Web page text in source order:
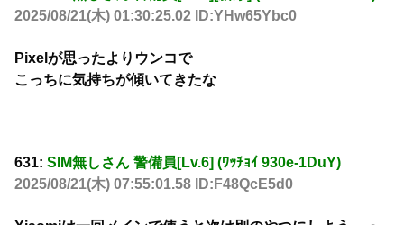
2025/08/21(木) 01:30:25.02 ID:YHw65Ybc0
Pixelが思ったよりウンコで
こっちに気持ちが傾いてきたな
631: SIM無しさん 警備員[Lv.6] (ﾜｯﾁｮｲ 930e-1DuY)
2025/08/21(木) 07:55:01.58 ID:F48QcE5d0